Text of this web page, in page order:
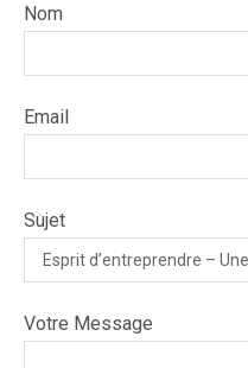
Nom
Email
Sujet
Votre Message